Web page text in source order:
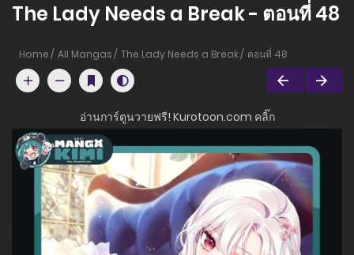
The Lady Needs a Break - ตอนที่ 48
Home All Mangas The Lady Needs a Break ตอนที่ 48
อ่านการ์ตูนวายฟรี! Kurotoon.com คลิ๊ก